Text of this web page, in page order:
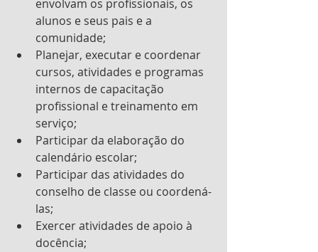
envolvam os profissionais, os
alunos e seus pais e a
comunidade;
Planejar, executar e coordenar
cursos, atividades e programas
internos de capacitação
profissional e treinamento em
serviço;
Participar da elaboração do
calendário escolar;
Participar das atividades do
conselho de classe ou coordená-
las;
Exercer atividades de apoio à
docência;